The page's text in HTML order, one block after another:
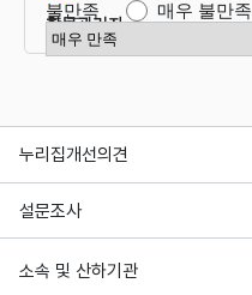
불만족
매우 불만족
만족도 점수 선택
항목관리자
누리집개선의견
설문조사
소속 및 산하기관